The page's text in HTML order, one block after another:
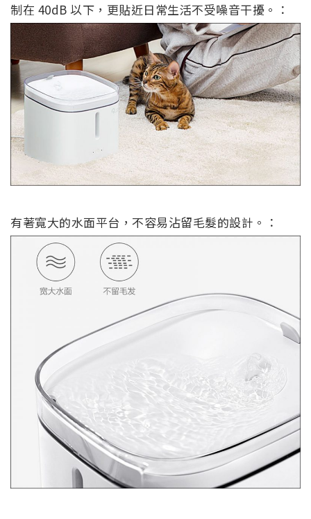
制在 40dB 以下，更貼近日常生活不受噪音干擾。：
有著寬大的水面平台，不容易沾留毛髮的設計。：